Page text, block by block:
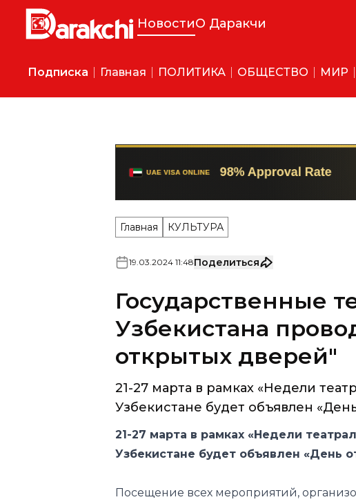
НовостиО Даракчи
Подписка Главная ПОЛИТИКА ОБЩЕСТВО МИР
Главная КУЛЬТУРА
19 03 2024 11:48Поделиться
Государственные
Узбекистана
открытых дверей"
21-27 марта в рамках «Недели
Узбекистане будет объявлен
21-27 марта в рамках «Недели
Узбекистане будет объявлен «День
Посещение всех мероприятий,